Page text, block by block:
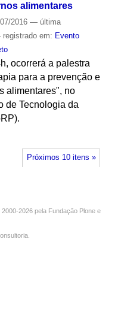
alimentares
2016 — última
em: Evento
ocorrerá a palestra
para a prevenção e
alimentares", no
de Tecnologia da
Próximos 10 itens »
2000-2026 pela Fundação Plone e